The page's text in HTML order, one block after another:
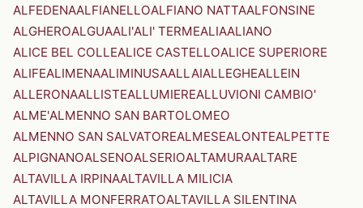
ALFEDENAALFIANELLOALFIANO NATTAALFONSINE
ALGHEROALGUAALI'ALI' TERMEALIAALIANO
ALICE BEL COLLEALICE CASTELLOALICE SUPERIORE
ALIFEALIMENAALIMINUSAALLAIALLEGHEALLEIN
ALLERONAALLISTEALLUMIEREALLUVIONI CAMBIO'
ALME'ALMENNO SAN BARTOLOMEO
ALMENNO SAN SALVATOREALMESEALONTEALPETTE
ALPIGNANOALSENOALSERIOALTAMURAALTARE
ALTAVILLA IRPINAALTAVILLA MILICIA
ALTAVILLA MONFERRATOALTAVILLA SILENTINA